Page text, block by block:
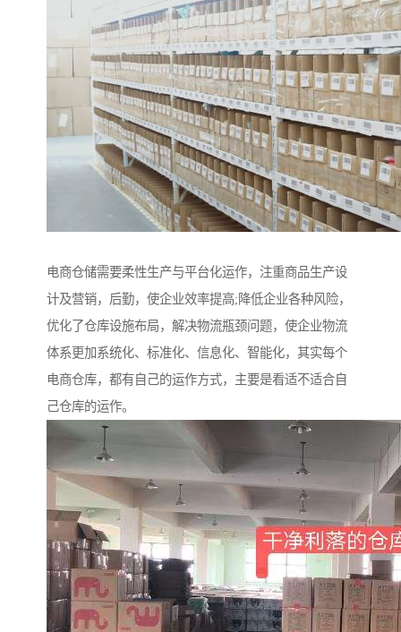
电商仓储需要柔性生产与平台化运作，注重商品生产设
计及营销，后勤，使企业效率提高;降低企业各种风险，
优化了仓库设施布局，解决物流瓶颈问题，使企业物流
体系更加系统化、标准化、信息化、智能化，其实每个
电商仓库，都有自己的运作方式，主要是看适不适合自
己仓库的运作。